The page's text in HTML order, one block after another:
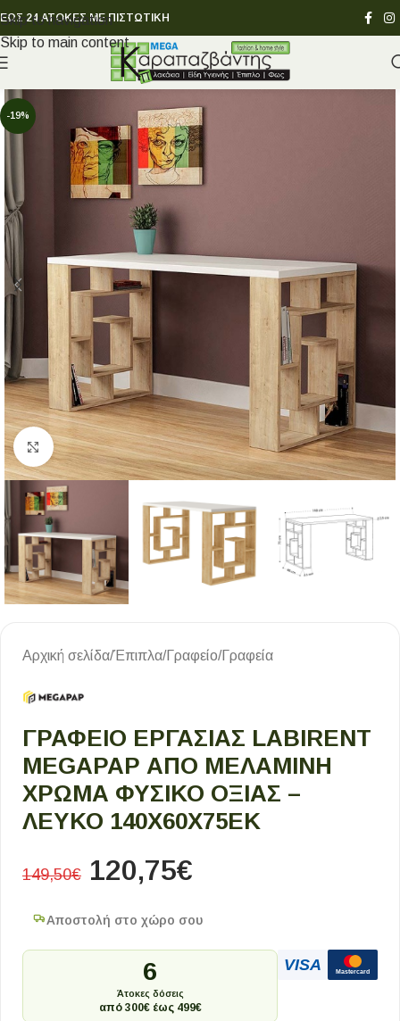
Skip to navigation
Skip to main content
ΕΩΣ 24 ΑΤΟΚΕΣ ΜΕ ΠΙΣΤΩΤΙΚΗ
-19%
Κλικ για μεγέθυνση
Αρχική σελίδα/Έπιπλα/Γραφείο/Γραφεία
ΓΡΑΦΕΊΟ ΕΡΓΑΣΊΑΣ LABIRENT
MEGAPAP ΑΠΌ ΜΕΛΑΜΊΝΗ
ΧΡΏΜΑ ΦΥΣΙΚΌ ΟΞΙΆΣ –
ΛΕΥΚΌ 140X60X75ΕΚ
149,50€ 120,75€
Αποστολή στο χώρο σου
6
Άτοκες δόσεις
από 300€ έως 499€
VISA Mastercard